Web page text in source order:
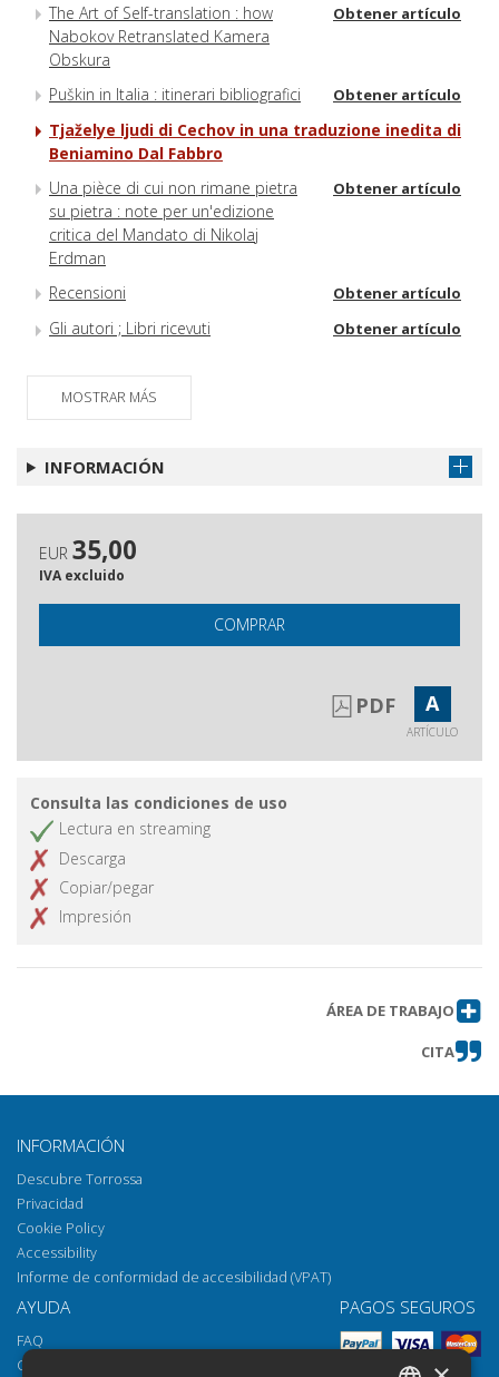
The Art of Self-translation : how
Nabokov Retranslated Kamera
Obskura
Obtener artículo
Puškin in Italia : itinerari bibliografici Obtener artículo
Tjaželye ljudi di Cechov in una traduzione inedita di
Beniamino Dal Fabbro
Una pièce di cui non rimane pietra
su pietra : note per un'edizione
critica del Mandato di Nikolaj
Erdman
Obtener artículo
Recensioni Obtener artículo
Gli autori ; Libri ricevuti Obtener artículo
MOSTRAR MÁS
INFORMACIÓN
EUR 35,00
IVA excluido
COMPRAR
PDF A
ARTÍCULO
Consulta las condiciones de uso
Lectura en streaming
Descarga
Copiar/pegar
Impresión
ÁREA DE TRABAJO
CITA
INFORMACIÓN
Descubre Torrossa
Privacidad
Cookie Policy
Accessibility
Informe de conformidad de accesibilidad (VPAT)
AYUDA
FAQ
Cómo abrir los archivos
PAGOS SEGUROS